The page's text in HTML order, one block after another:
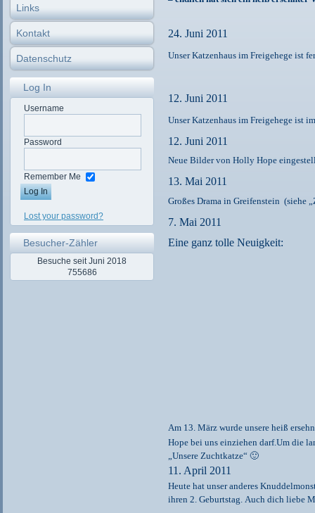
Links
Kontakt
Datenschutz
Log In
Username
Password
Remember Me
Lost your password?
Besucher-Zähler
Besuche seit Juni 2018
755686
24. Juni 2011
Unser Katzenhaus im Freigehege ist
12. Juni 2011
Unser Katzenhaus im Freigehege ist
12. Juni 2011
Neue Bilder von Holly Hope
13. Mai 2011
Großes Drama in Greifenstein (siehe
7. Mai 2011
Eine ganz tolle Neuigkeit:
Am 13. März wurde unsere heiß
Hope bei uns einziehen darf.Um die
„Unsere Zuchtkatze“ 🙂
11. April 2011
Heute hat unser anderes
ihren 2. Geburtstag. Auch dich liebe